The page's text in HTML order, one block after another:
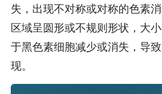
失，出现不对称或对称的色素
区域呈圆形或不规则形状，大
于黑色素细胞减少或消失，导
现。